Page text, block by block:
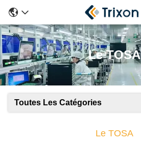
Le TOSA
Toutes Les Catégories
Le TOSA